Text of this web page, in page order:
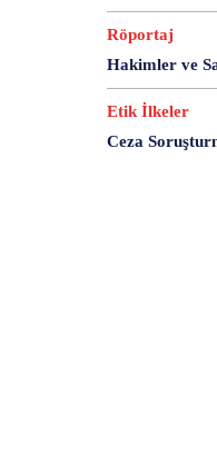
Röportaj
Hakimler ve
Etik İlkeler
Ceza